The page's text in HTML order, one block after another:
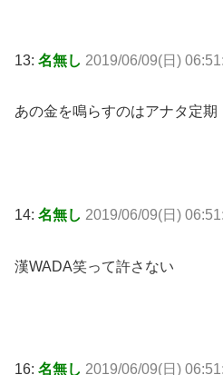
13: 名無し 2019/06/09(日)
あの金を鳴らすのはアナタ定期
14: 名無し 2019/06/09(日)
漢WADA笑って許さない
16: 名無し 2019/06/09(日)